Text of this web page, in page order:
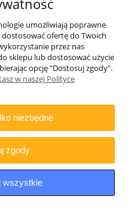
prawa zastrzeżone.
umożliwiają poprawne
ofertę do Twoich
przez nas
sklepu lub dostosować użycie
opcję "Dostosuj zgody".
w naszej Polityce
niezbędne
zgody
wszystkie